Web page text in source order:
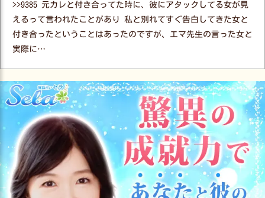
>>9385 元カレと付き合ってた時に、彼にアタックしてる女が見
えるって言われたことがあり 私と別れてすぐ告白してきた女と
付き合ったということはあったのですが、エマ先生の言った女と
実際に…